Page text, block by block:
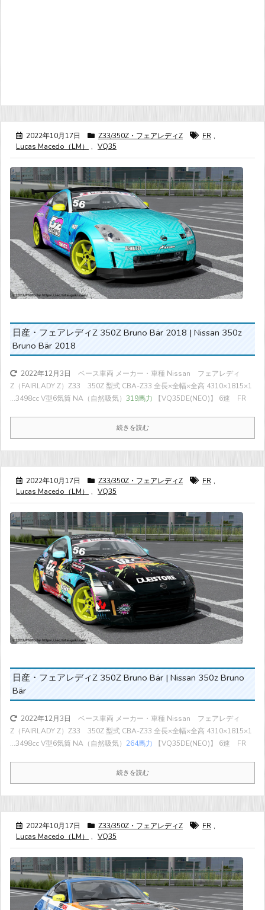
2022年10月17日 Z33/350Z・フェアレディZ FR ,
Lucas Macedo（LM）
, VQ35
日産・フェアレディZ 350Z Bruno Bär 2018 | Nissan 350z
Bruno Bär 2018
2022年12月3日
ベース車両 メーカー・車種 Nissan フェアレディ
Z（FAIRLADY Z）Z33 350Z 型式 CBA-Z33 全長×全幅×全高 4310×1815×1
...3498cc V型6気筒 NA（自然吸気） 319馬力 【VQ35DE(NEO)】 6速 FR
続きを読む
2022年10月17日 Z33/350Z・フェアレディZ FR ,
Lucas Macedo（LM）
, VQ35
日産・フェアレディZ 350Z Bruno Bär | Nissan 350z Bruno
Bär
2022年12月3日
ベース車両 メーカー・車種 Nissan フェアレディ
Z（FAIRLADY Z）Z33 350Z 型式 CBA-Z33 全長×全幅×全高 4310×1815×1
...3498cc V型6気筒 NA（自然吸気） 264馬力 【VQ35DE(NEO)】 6速 FR
続きを読む
2022年10月17日 Z33/350Z・フェアレディZ FR ,
Lucas Macedo（LM）
, VQ35